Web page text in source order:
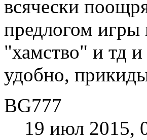
всячески
предлогом игры
"хамство" и тд
удобно,
BG777
19 июл 2015,